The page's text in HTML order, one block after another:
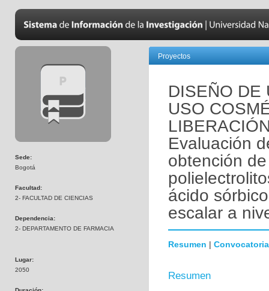
Sede:
Bogotá
Facultad:
2- FACULTAD DE CIENCIAS
Dependencia:
2- DEPARTAMENTO DE FARMACIA
Lugar:
2050
Proyectos
DISEÑO DE
USO
Evaluación
obtención
ácido
escalar a
Resumen | Convocatoria
Resumen